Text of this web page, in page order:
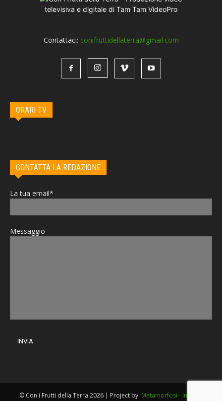
Contattaci: conifruttidellaterra@gmail.com
ORARI TV
CONTATTA LA REDAZIONE
La tua email*
Messaggio
© Con i Frutti della Terra 2026 | Project by: Metamorfosi - Imola